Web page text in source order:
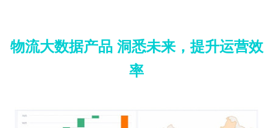
物流大数据产品 洞悉未来，提升运营效
率